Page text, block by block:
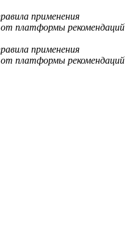
применения
платформы рекомендаций
применения
платформы рекомендаций